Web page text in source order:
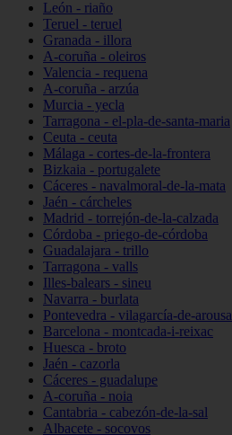
León - riaño
Teruel - teruel
Granada - illora
A-coruña - oleiros
Valencia - requena
A-coruña - arzúa
Murcia - yecla
Tarragona - el-pla-de-santa-maria
Ceuta - ceuta
Málaga - cortes-de-la-frontera
Bizkaia - portugalete
Cáceres - navalmoral-de-la-mata
Jaén - cárcheles
Madrid - torrejón-de-la-calzada
Córdoba - priego-de-córdoba
Guadalajara - trillo
Tarragona - valls
Illes-balears - sineu
Navarra - burlata
Pontevedra - vilagarcía-de-arousa
Barcelona - montcada-i-reixac
Huesca - broto
Jaén - cazorla
Cáceres - guadalupe
A-coruña - noia
Cantabria - cabezón-de-la-sal
Albacete - socovos